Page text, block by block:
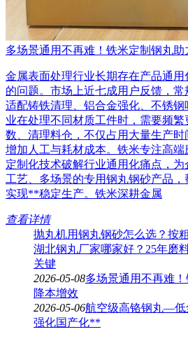
多场景通用不再难！铁米定制钢丸助
金属表面处理行业长期存在产品通
的问题。市场上近七成用户反馈，
适配铸铁清理、铝合金强化、不锈
业在处理不同材质工件时，需要频
数、清理料仓，不仅占用大量生产时
增加人工与耗材成本。铁米专注高
定制化技术破解行业通用化痛点，
工艺、多场景的专用钢丸钢砂产品，
实现**稳定生产。铁米深耕金属
查看详情
抛丸机用钢丸钢砂怎么选？按
湖北钢丸厂家哪家好？25年磨
关键
2026-05-08多场景通用不再难
降本增效
2026-05-06航空级高铬钢丸—低
强化国产化**